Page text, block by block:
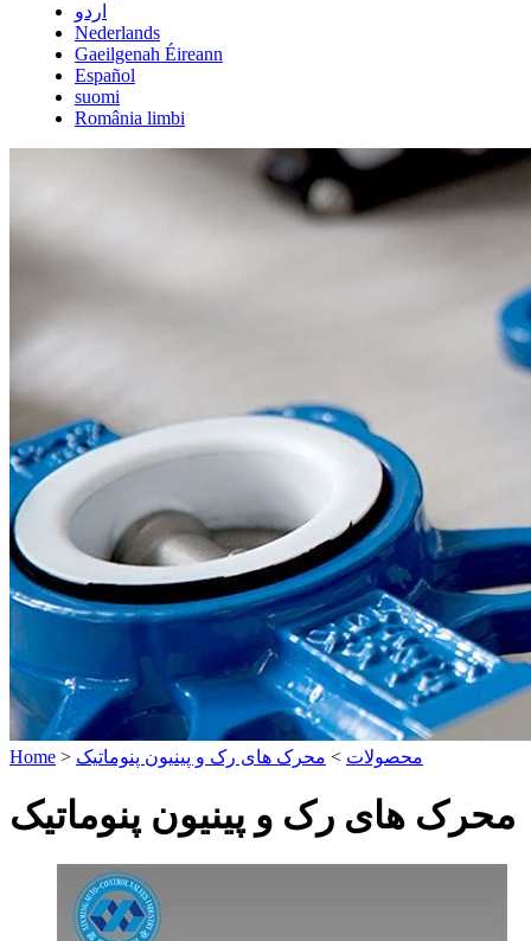
اردو
Nederlands
Gaeilgenah Éireann
Español
suomi
România limbi
Home > محصولات > محرک های رک و پینیون پنوماتیک
محرک های رک و پینیون پنوماتیک